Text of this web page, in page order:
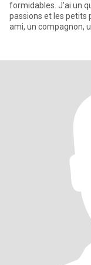
formidables. J'ai un
passions et les petits